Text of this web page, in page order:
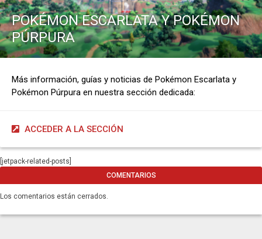
POKÉMON ESCARLATA Y POKÉMON
PÚRPURA
Más información, guías y noticias de Pokémon Escarlata y
Pokémon Púrpura en nuestra sección dedicada:
ACCEDER A LA SECCIÓN
[jetpack-related-posts]
COMENTARIOS
Los comentarios están cerrados.